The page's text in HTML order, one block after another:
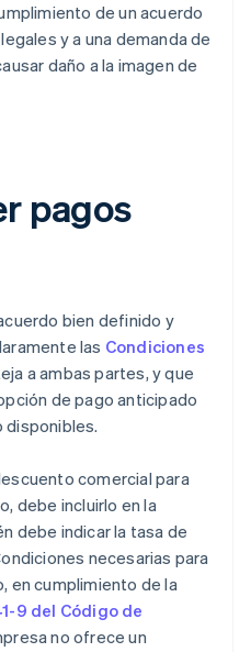
de un acuerdo
y a una demanda de
daño a la imagen de
pagos
bien definido y
las Condiciones
a ambas partes, y que
de pago anticipado
comercial para
debe incluirlo en la
debe indicar la tasa de
necesarias para
en cumplimiento de la
9 del Código de
no ofrece un